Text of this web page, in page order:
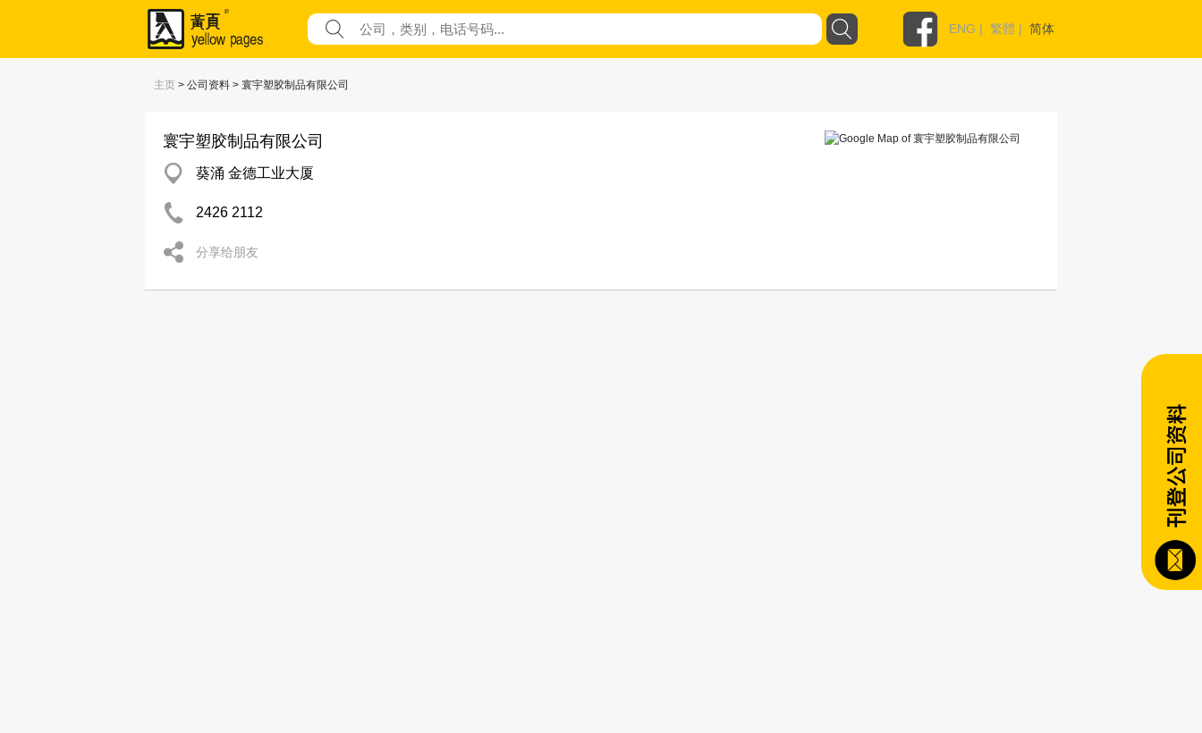
ENG | 繁體 | 简体
主页 > 公司资料 > 寰宇塑胶制品有限公司
寰宇塑胶制品有限公司
葵涌 金德工业大厦
2426 2112
分享给朋友